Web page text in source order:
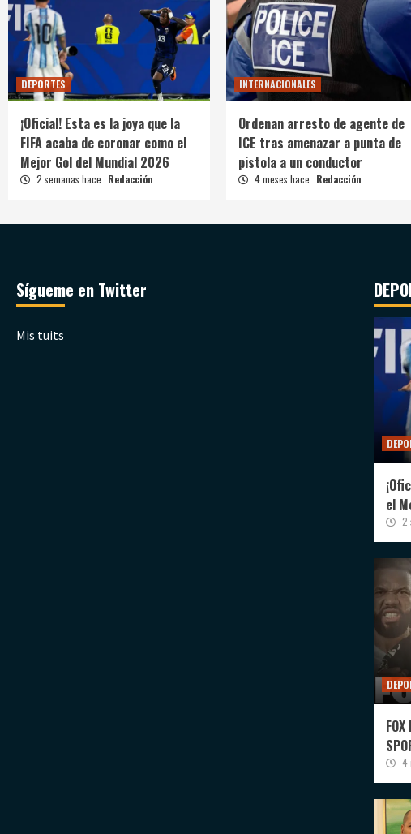
DEPORTES
¡Oficial! Esta es la joya que la
FIFA acaba de coronar como el
Mejor Gol del Mundial 2026
2 semanas hace Redacción
INTERNACIONALES
Ordenan arresto de agente de
ICE tras amenazar a punta de
pistola a un conductor
4 meses hace Redacción
Sígueme en Twitter
Mis tuits
el
2
4